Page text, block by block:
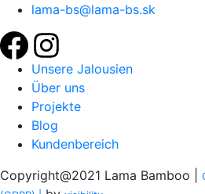
lama-bs@lama-bs.sk
Unsere Jalousien
Über uns
Projekte
Blog
Kundenbereich
Copyright@2021 Lama Bamboo |